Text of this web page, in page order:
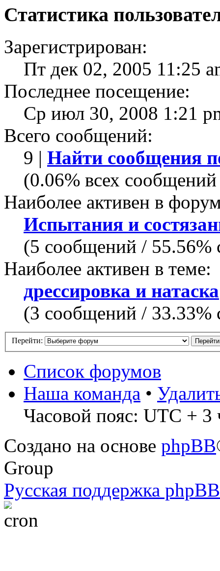
Статистика
Зарегистрирован:
Пт дек 02, 2005 11:25
Последнее посещение:
Ср июл 30, 2008 1:21
Всего сообщений:
9 | Найти сообщения
(0.06% всех
Наиболее активен в
Испытания и
(5 сообщений / 55.56%
Наиболее активен в теме:
дрессировка и натаска
(3 сообщений / 33.33%
Перейти:
Список форумов
Наша команда •
Часовой пояс: UTC + 3
Создано на основе phpBB
Group
Русская поддержка phpBB